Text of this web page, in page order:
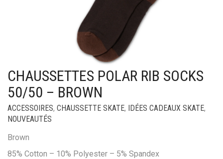
CHAUSSETTES POLAR RIB SOCKS
50/50 – BROWN
ACCESSOIRES, CHAUSSETTE SKATE, IDÉES CADEAUX SKATE,
NOUVEAUTÉS
Brown
85% Cotton – 10% Polyester – 5% Spandex